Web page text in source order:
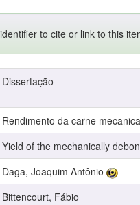
to cite or link to this
Dissertação
Rendimento da carne
Yield of the mechanically
Daga, Joaquim Antônio
Bittencourt, Fábio